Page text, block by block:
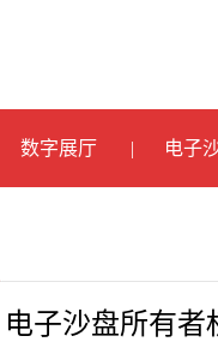
数字展厅 电子
电子沙盘所有